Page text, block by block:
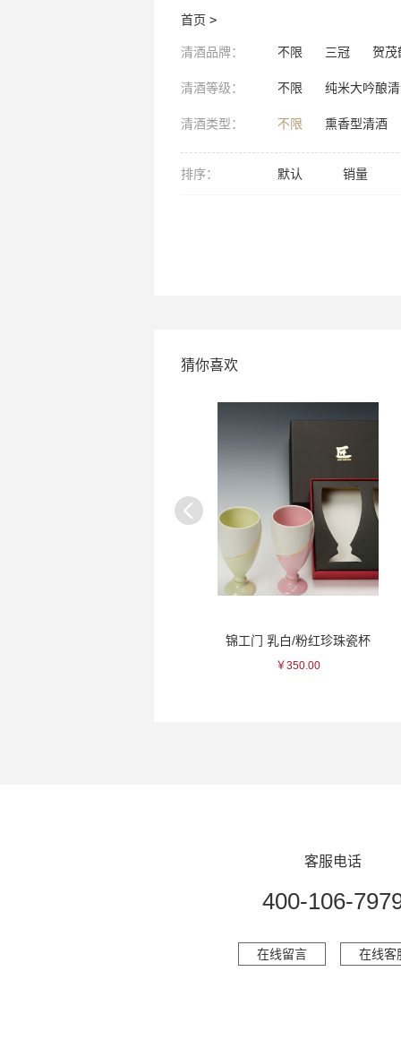
首页 >
清酒品牌： 不限 三冠 贺茂
清酒等级： 不限 纯米大吟酿
清酒类型： 不限 熏香型清酒
排序： 默认 销量
猜你喜欢
锦工门 乳白/粉红珍珠瓷杯
￥350.00
客服电话
400-106-
在线留言 在线客